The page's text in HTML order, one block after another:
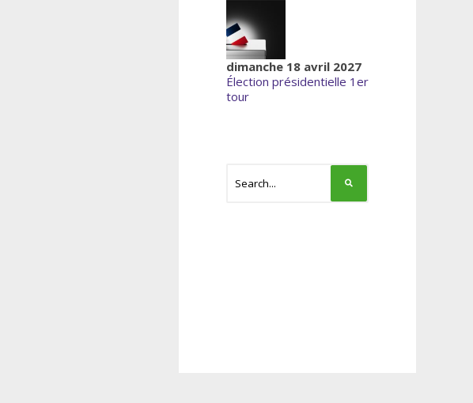
dimanche 18 avril 2027
Élection présidentielle 1er
tour